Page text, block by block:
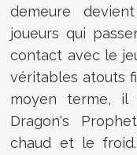
demeure
joueurs qui
contact avec le
véritables atouts
moyen terme, il
Dragon's
chaud et le